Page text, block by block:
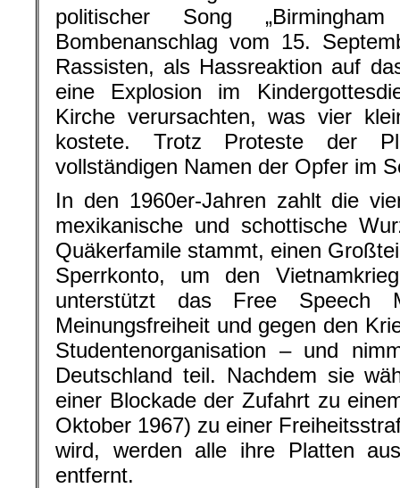
politischer Song
Bombenanschlag vom 15.
Rassisten, als Hassreaktion auf
eine Explosion im
Kirche verursachten, was vier
kostete. Trotz Proteste der
vollständigen Namen der Opfer im
In den 1960er-Jahren zahlt die
mexikanische und schottische
Quäkerfamile stammt, einen
Sperrkonto, um den
unterstützt das Free Speech
Meinungsfreiheit und gegen den
Studentenorganisation – und
Deutschland teil. Nachdem sie
einer Blockade der Zufahrt zu
Oktober 1967) zu einer
wird, werden alle ihre Platten
entfernt.